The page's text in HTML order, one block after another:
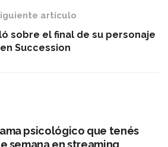
artículo
sobre el final de su personaje
en Succession
psicológico que tenés
semana en streaming